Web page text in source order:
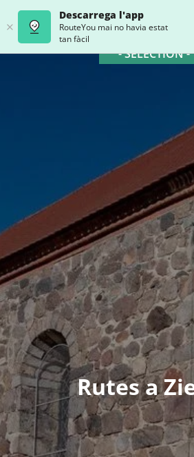
Descarrega l'app
RouteYou mai no havia estat
tan fàcil
- SELECTION -
Rutes a